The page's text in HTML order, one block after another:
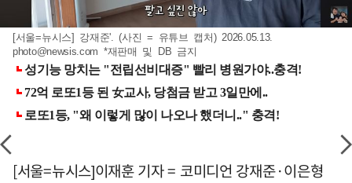
[서울=뉴시스] 강재준'. (사진 = 유튜브 캡처) 2026.05.13.
photo@newsis.com *재판매 및 DB 금지
[서울=뉴시스]이재훈 기자 = 코미디언 강재준·이은형